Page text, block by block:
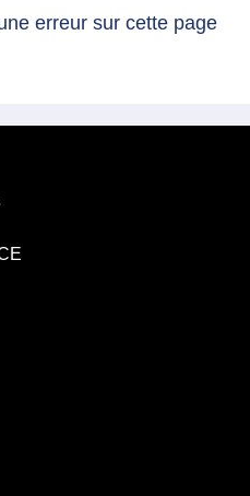
erreur sur cette page